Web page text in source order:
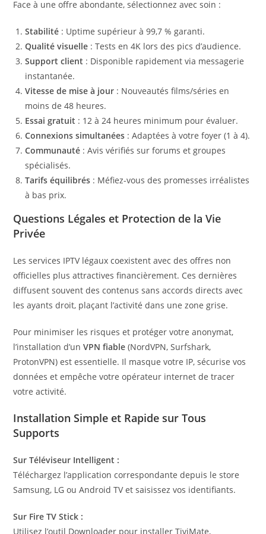
Face à une offre abondante, sélectionnez avec soin :
Stabilité : Uptime supérieur à 99,7 % garanti.
Qualité visuelle : Tests en 4K lors des pics d’audience.
Support client : Disponible rapidement via messagerie
instantanée.
Vitesse de mise à jour : Nouveautés films/séries en
moins de 48 heures.
Essai gratuit : 12 à 24 heures minimum pour évaluer.
Connexions simultanées : Adaptées à votre foyer (1 à 4).
Communauté : Avis vérifiés sur forums et groupes
spécialisés.
Tarifs équilibrés : Méfiez-vous des promesses irréalistes
à bas prix.
Questions Légales et Protection de la Vie
Privée
Les services IPTV légaux coexistent avec des offres non
officielles plus attractives financièrement. Ces dernières
diffusent souvent des contenus sans accords directs avec
les ayants droit, plaçant l’activité dans une zone grise.
Pour minimiser les risques et protéger votre anonymat,
l’installation d’unVPN fiable (NordVPN, Surfshark,
ProtonVPN) est essentielle. Il masque votre IP, sécurise vos
données et empêche votre opérateur internet de tracer
votre activité.
Installation Simple et Rapide sur Tous
Supports
Sur Téléviseur Intelligent :
Téléchargez l’application correspondante depuis le store
Samsung, LG ou Android TV et saisissez vos identifiants.
Sur Fire TV Stick :
Utilisez l’outil Downloader pour installer TiviMate,